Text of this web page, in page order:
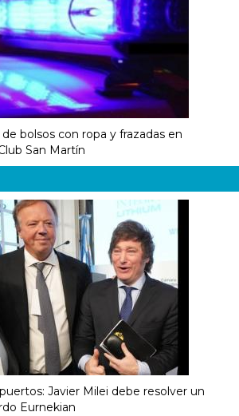
bolsos con ropa y frazadas en
San Martín
Javier Milei debe resolver un
Eurnekian